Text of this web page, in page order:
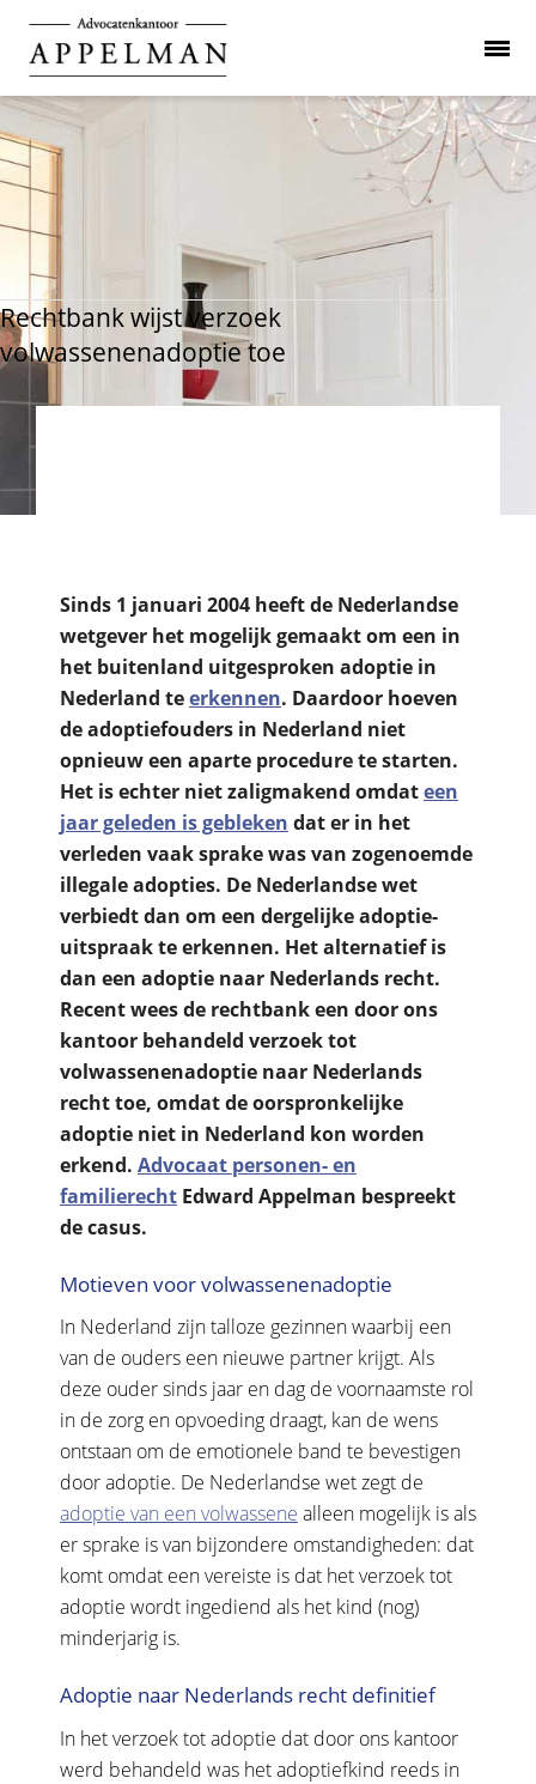
Rechtbank wijst verzoek
volwassenenadoptie toe
Sinds 1 januari 2004 heeft de Nederlandse
wetgever het mogelijk gemaakt om een in
het buitenland uitgesproken adoptie in
Nederland teerkennen. Daardoor hoeven
de adoptiefouders in Nederland niet
opnieuw een aparte procedure te starten.
Het is echter niet zaligmakend omdateen
jaar geleden is gebleken dat er in het
verleden vaak sprake was van zogenoemde
illegale adopties. De Nederlandse wet
verbiedt dan om een dergelijke adoptie-
uitspraak te erkennen. Het alternatief is
dan een adoptie naar Nederlands recht.
Recent wees de rechtbank een door ons
kantoor behandeld verzoek tot
volwassenenadoptie naar Nederlands
recht toe, omdat de oorspronkelijke
adoptie niet in Nederland kon worden
erkend. Advocaat personen- en
familierecht Edward Appelman bespreekt
de casus.
Motieven voor volwassenenadoptie
In Nederland zijn talloze gezinnen waarbij een
van de ouders een nieuwe partner krijgt. Als
deze ouder sinds jaar en dag de voornaamste rol
in de zorg en opvoeding draagt, kan de wens
ontstaan om de emotionele band te bevestigen
door adoptie. De Nederlandse wet zegt de
adoptie van een volwassene alleen mogelijk is als
er sprake is van bijzondere omstandigheden: dat
komt omdat een vereiste is dat het verzoek tot
adoptie wordt ingediend als het kind (nog)
minderjarig is.
Adoptie naar Nederlands recht definitief
In het verzoek tot adoptie dat door ons kantoor
werd behandeld was het adoptiefkind reeds in